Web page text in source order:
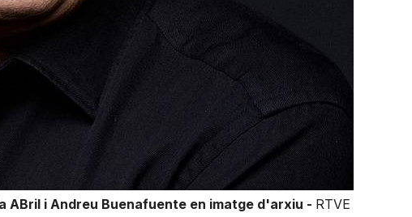
ABril i Andreu Buenafuente en imatge d'arxiu - RTVE